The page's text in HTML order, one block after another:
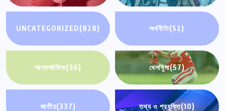
UNCATEGORIZED(828) অর্থনীতি(52)
আন্তর্জাতিক(36) খেলাধুলা(57)
জাতীয়(337) তথ্য ও প্রযুক্তি(10)